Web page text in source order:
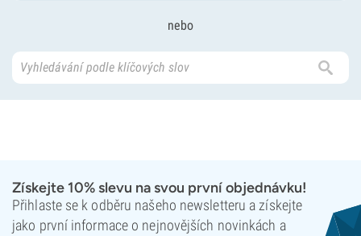
nebo
Získejte 10% slevu na svou první objednávku!
Přihlaste se k odběru našeho newsletteru a získejte
jako první informace o nejnovějších novinkách a